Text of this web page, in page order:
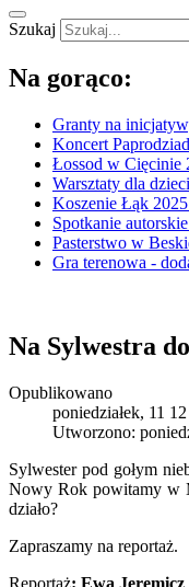
Szukaj
Na gorąco:
Granty na
Koncert
Łossod w Cięcinie
Warsztaty dla
Koszenie Łąk
Spotkanie
Pasterstwo w
Gra terenowa -
Na Sylwestra
Opublikowano
poniedziałek, 11
Utworzono:
Sylwester pod gołym
Nowy Rok powitamy w
działo?
Zapraszamy na reportaż.
Reportaż: Ewa Jeremicz